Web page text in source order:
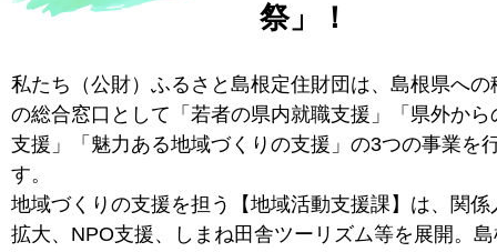
祭」！
私たち（公財）ふるさと島根定住財団は、島根県への
の総合窓口として「若者の県内就職支援」「県外から
支援」「魅力ある地域づくりの支援」の3つの事業を
す。
地域づくりの支援を担う【地域活動支援課】は、関係
拡大、NPO支援、しまね田舎ツーリズム等を展開。